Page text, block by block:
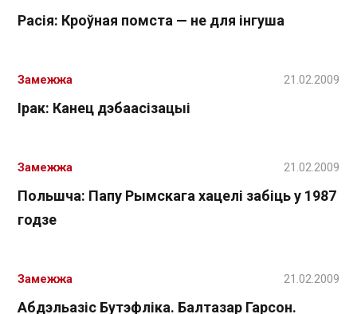
Расія: Кроўная помста — не для інгуша
Ірак: Канец дэбаасізацыі
Замежжа 21.02.2009
Польшча: Папу Рымскага хацелі забіць у 1987
годзе
Замежжа 21.02.2009
Абдэльазіс Бутэфліка. Балтазар Гарсон.
Замежжа 21.02.2009